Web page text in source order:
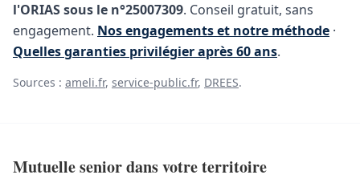
l'ORIAS sous le n°25007309. Conseil gratuit, sans
engagement. Nos engagements et notre méthode ·
Quelles garanties privilégier après 60 ans.
Sources : ameli.fr, service-public.fr, DREES.
Mutuelle senior dans votre territoire